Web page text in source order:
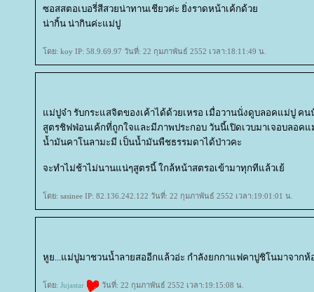
ซอสสตอเบอรี่สีสวยน่าทานเชียวค่ะ ยิ่งราดหน้าเค้กด้ว
น่ากิ้น น่ากินค่ะแม่ปู
ดย: koy IP: 58.9.69.97 วันที่: 22 กุมภาพันธ์ 2552 เวลา:18:11:49 น.
ม่ปูจ๋า รับกระแสจิตของเค้าได้ด้วยเหรอ เมื่อวานนั่งดูบลอคแม่ปู คน
สูตรชิฟฟ่อนเค้กที่ถูกใจและมีภาพประกอบ วันนี้เปิดเวบมาเจอบลอค
น้ำมันคาโนลามะมี เป็นน้ำมันพืชธรรมดาได้ป่าวคะ
จะทำไม่ช้าไม่นานแน่ๆสูตรนี้ ใกล้หน้าสตรอเข้ามาทุกทีแล้วเย้
ดย: sasinee IP: 82.136.242.122 วันที่: 22 กุมภาพันธ์ 2552 เวลา:19:01:01 น.
หูย...แม่ปูมาชวนน้ำลายสออีกแล้วอ่ะ กำลังยกกาแฟคาปูชิโนมาจาก
ดย: Jujastar วันที่: 22 กุมภาพันธ์ 2552 เวลา:19:15:08 น.